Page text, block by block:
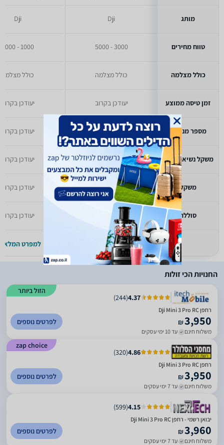
מותג
טווח מחירים
כולל מצלמה
זמן טיסה ממוצע
מספר מנועים
משקל נשיאה מרבי
משקל
סוללה
Dji
3000 - 5000
כולל מצלמה
יעודכן בקרוב
יעודכן בקרוב
יעודכן בקרוב
יעודכן בקרוב
יעודכן בקרוב
למפרט המלא >>
Dji
1000 - 3000
כולל מצלמה
יעודכן בקרוב
יעודכן בקרוב
יעודכן בקרוב
יעודכן בקרוב
יעודכן בקרוב
למפרט המלא
החנויות הכי זולות
הזול ביותר
4.37
(
244
)
רחפן Dji Mini 3 Pro RC
₪3,950
משלוח חינם עד 10 ימי עסקים
לפרטים נוספים
zap choice
4.86
(
320
)
רחפן Dji Mini 3 Pro RC
₪3,950
משלוח חינם עד 7 ימי עסקים
לפרטים נוספים
4.15
(
599
)
יבואן רשמי - רחפן Dji Mini 3 Pro RC
₪3,960
משלוח חינם עד 7 ימי עסקים
לפרטים נוספים